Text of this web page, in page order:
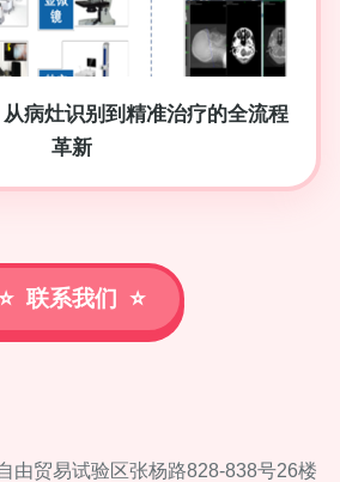
病灶识别到精准治疗的全流程
革新
联系我们
由贸易试验区张杨路828-838号26楼